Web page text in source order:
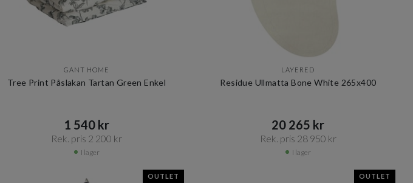
GANT HOME
Tree Print Påslakan Tartan Green Enkel
1 540 kr​​
Rek. pris 2 200 kr​​
I lager
LAYERED
Residue Ullmatta Bone White 265x400
20 265 kr​​
Rek. pris 28 950 kr​​
I lager
OUTLET OUTLET